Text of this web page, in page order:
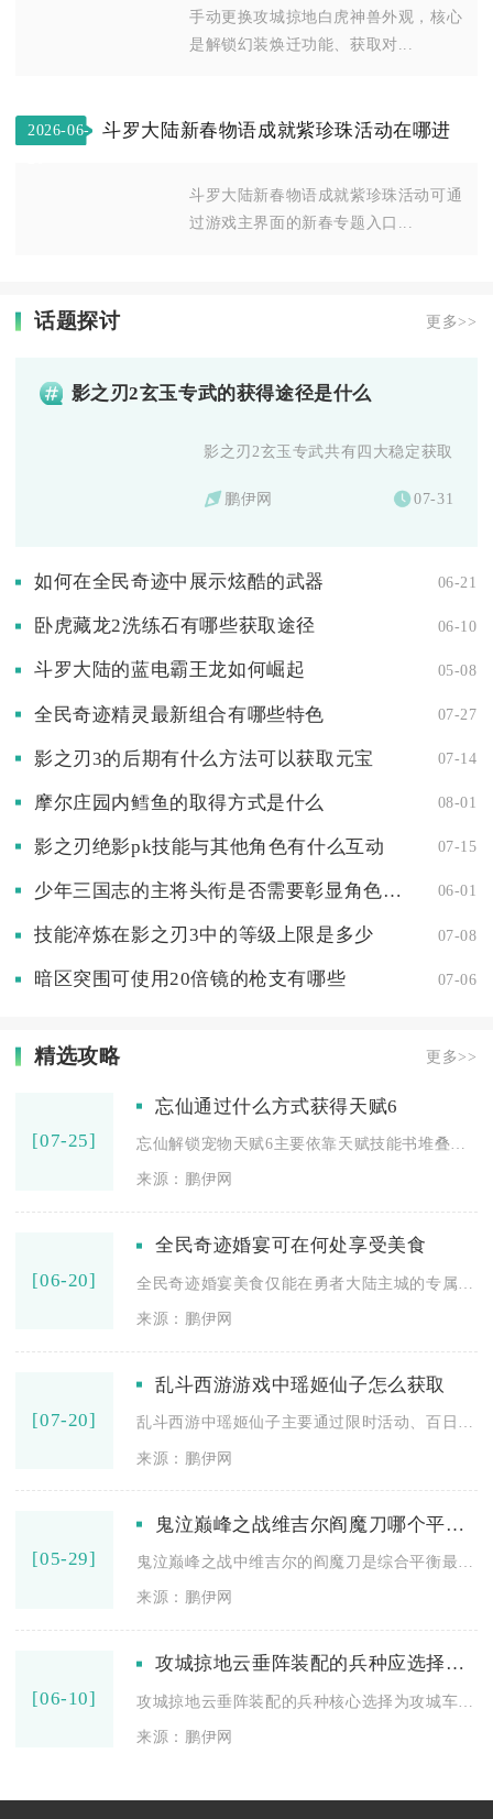
手动更换攻城掠地白虎神兽外观，核心
是解锁幻装焕迁功能、获取对...
2026-06-
斗罗大陆新春物语成就紫珍珠活动在哪进
斗罗大陆新春物语成就紫珍珠活动可通
过游戏主界面的新春专题入口...
话题探讨 更多>>
影之刃2玄玉专武的获得途径是什么
影之刃2玄玉专武共有四大稳定获取渠
鹏伊网 07-31
如何在全民奇迹中展示炫酷的武器 06-21
卧虎藏龙2洗练石有哪些获取途径 06-10
斗罗大陆的蓝电霸王龙如何崛起 05-08
全民奇迹精灵最新组合有哪些特色 07-27
影之刃3的后期有什么方法可以获取元宝 07-14
摩尔庄园内鳕鱼的取得方式是什么 08-01
影之刃绝影pk技能与其他角色有什么互动 07-15
少年三国志的主将头衔是否需要彰显角色的特长 06-01
技能淬炼在影之刃3中的等级上限是多少 07-08
暗区突围可使用20倍镜的枪支有哪些 07-06
精选攻略 更多>>
[07-25]
忘仙通过什么方式获得天赋6
来源：鹏伊网
[06-20]
全民奇迹婚宴可在何处享受美食
来源：鹏伊网
[07-20]
乱斗西游游戏中瑶姬仙子怎么获取
乱斗西游中瑶姬仙子主要通过限时活动、百日绘卷签到与寻仙捉妖三...
来源：鹏伊网
[05-29]
鬼泣巅峰之战维吉尔阎魔刀哪个平衡更好
来源：鹏伊网
[06-10]
攻城掠地云垂阵装配的兵种应选择哪些
来源：鹏伊网